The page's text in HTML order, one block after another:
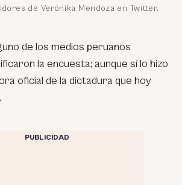
de Verónika Mendoza en Twitter.
de los medios peruanos
la encuesta; aunque sí lo hizo
oficial de la dictadura que hoy
PUBLICIDAD